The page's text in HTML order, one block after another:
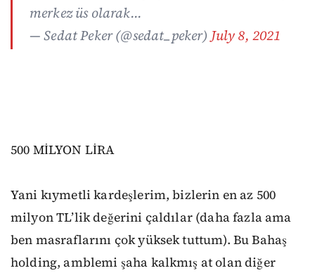
merkez üs olarak...
— Sedat Peker (@sedat_peker) July 8, 2021
500 MİLYON LİRA
Yani kıymetli kardeşlerim, bizlerin en az 500
milyon TL’lik değerini çaldılar (daha fazla ama
ben masraflarını çok yüksek tuttum). Bu Bahaş
holding, amblemi şaha kalkmış at olan diğer